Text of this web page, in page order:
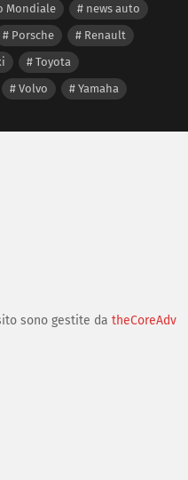
Mondiale
news auto
Porsche
Renault
Toyota
Volvo Yamaha
sono gestite da theCoreAdv